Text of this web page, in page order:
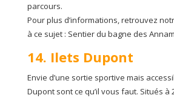
parcours.
Pour plus d’informations, retrouvez
à ce sujet : Sentier du bagne des
14. Ilets Dupont
Envie d’une sortie sportive mais
Dupont sont ce qu’il vous faut. Situés à